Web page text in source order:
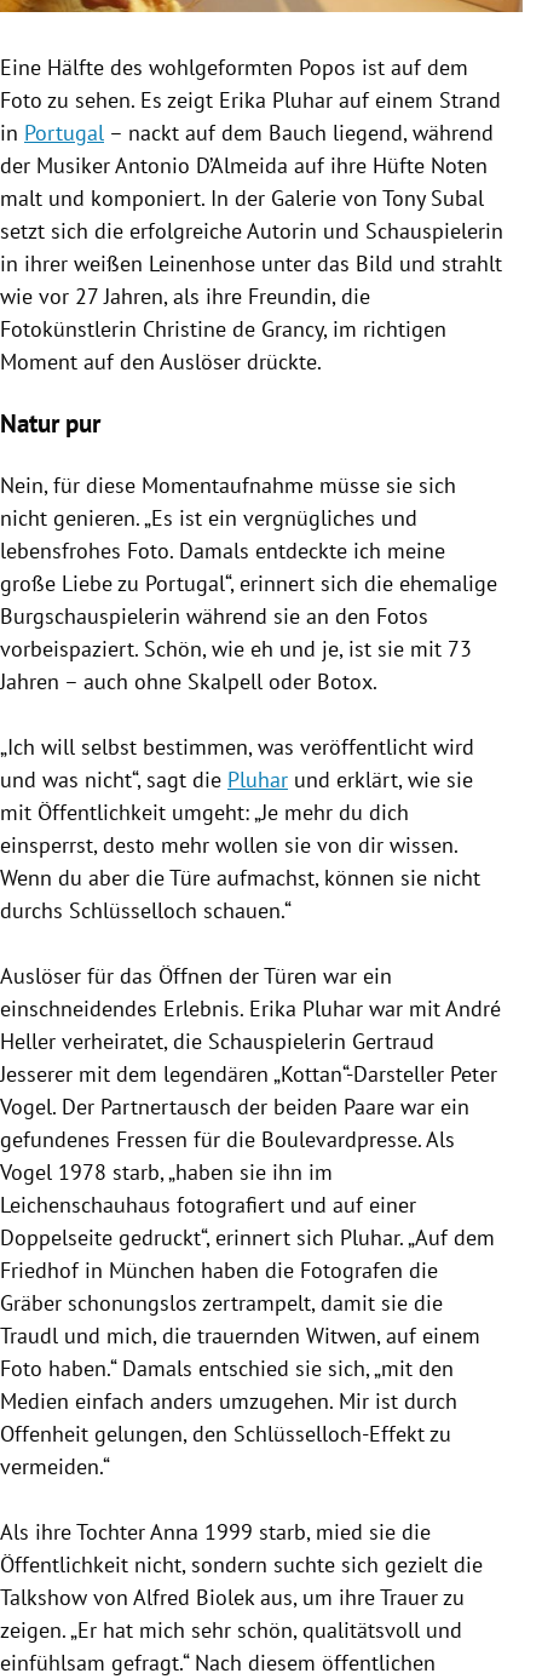
Untermenü
Untermenü
Eine Hälfte des wohlgeformten Popos ist auf dem
Foto zu sehen. Es zeigt Erika Pluhar auf einem Strand
in Portugal – nackt auf dem Bauch liegend, während
der MusikerAntonio D’Almeida auf ihre Hüfte Noten
malt und komponiert. In der Galerie von Tony Subal
setzt sich die erfolgreiche Autorin und Schauspielerin
in ihrer weißen Leinenhose unter das Bild und strahlt
wie vor 27 Jahren, als ihre Freundin, die
Fotokünstlerin Christine de Grancy, im richtigen
Moment auf den Auslöser drückte.
Natur pur
Nein, für diese Momentaufnahme müsse sie sich
nicht genieren. „Es ist ein vergnügliches und
lebensfrohes Foto. Damals entdeckte ich meine
große Liebe zu Portugal“, erinnert sich die ehemalige
Burgschauspielerin während sie an den Fotos
vorbeispaziert. Schön, wie eh und je, ist sie mit 73
Jahren – auch ohne Skalpell oder Botox.
„Ich will selbst bestimmen, was veröffentlicht wird
und was nicht“, sagt die Pluhar und erklärt, wie sie
mit Öffentlichkeit umgeht:„Je mehr du dich
einsperrst, desto mehr wollen sie von dir wissen.
Wenn du aber die Türe aufmachst, können sie nicht
durchs Schlüsselloch schauen.“
Auslöser für das Öffnen der Türen war ein
einschneidendes Erlebnis. Erika Pluhar war mit André
Heller verheiratet, die Schauspielerin Gertraud
Jesserer mit dem legendären „Kottan“-Darsteller Peter
Vogel. Der Partnertausch der beiden Paare war ein
gefundenes Fressen für die Boulevardpresse. Als
Vogel 1978 starb, „haben sie ihn im
Leichenschauhaus fotografiert und auf einer
Doppelseite gedruckt“, erinnert sich Pluhar. „Auf dem
Friedhof in München haben die Fotografen die
Gräber schonungslos zertrampelt, damit sie die
Traudl und mich, die trauernden Witwen, auf einem
Foto haben.“ Damals entschied sie sich, „mit den
Medien einfach anders umzugehen. Mir ist durch
Offenheit gelungen, den Schlüsselloch-Effekt zu
vermeiden.“
Als ihre Tochter Anna 1999 starb, mied sie die
Öffentlichkeit nicht, sondern suchte sich gezielt die
Talkshow von Alfred Biolekaus, um ihre Trauer zu
zeigen. „Er hat mich sehr schön, qualitätsvoll und
einfühlsam gefragt.“ Nach diesem öffentlichen